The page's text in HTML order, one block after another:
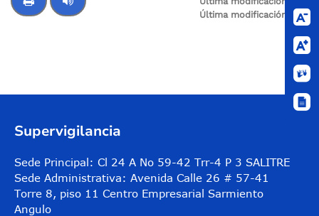
Última modificación: N/A
Supervigilancia
Sede Principal: Cl 24 A No 59-42 Trr-4 P 3 SALITRE
Sede Administrativa: Avenida Calle 26 # 57-41
Torre 8, piso 11 Centro Empresarial Sarmiento
Angulo